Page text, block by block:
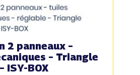
2 panneaux –
– Triangle
ISY-BOX